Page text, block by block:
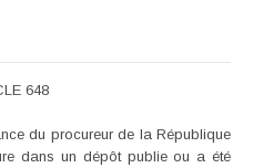
648
du procureur de la République
dans un dépôt publie ou a été